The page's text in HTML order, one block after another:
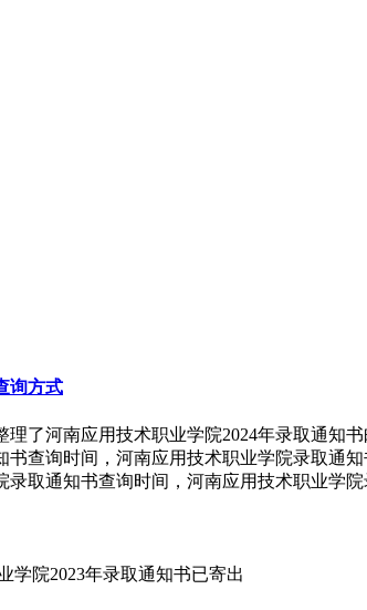
询方式
了河南应用技术职业学院2024年录取通知
录取通知书查询时间，河南应用技术职业学
学院2023年录取通知书已寄出